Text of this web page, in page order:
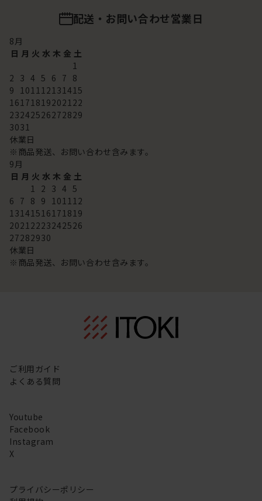
配送・お問い合わせ営業日
8月
日 月 火 水 木 金 土
1
2 3 4 5 6 7 8
9 101112131415
16171819202122
23242526272829
3031
休業日
※商品発送、お問い合わせ含みます。
9月
日 月 火 水 木 金 土
1 2 3 4 5
6 7 8 9 101112
13141516171819
20212223242526
27282930
休業日
※商品発送、お問い合わせ含みます。
ご利用ガイド
よくある質問
Youtube
Facebook
Instagram
X
プライバシーポリシー